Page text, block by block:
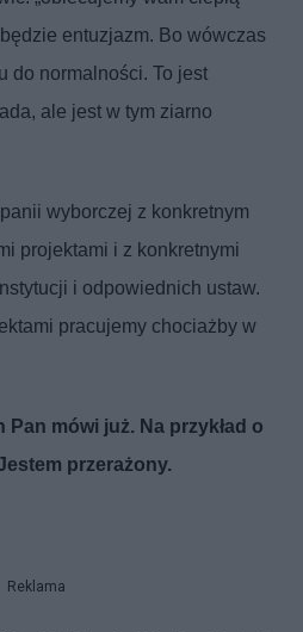
entuzjazm. Bo wówczas
do normalności. To jest
ale jest w tym ziarno
wyborczej z konkretnym
projektami i z konkretnymi
i odpowiednich ustaw.
pracujemy chociażby w
mówi już. Na przykład o
przerażony.
Reklama